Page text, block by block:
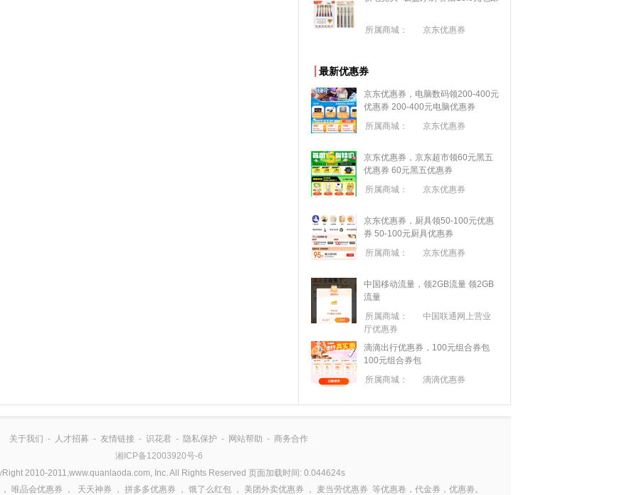
所属商城： 京东优惠券
最新优惠券
京东优惠券，电脑数码领200-400元
优惠券 200-400元电脑优惠券
所属商城：
京东优惠券
京东优惠券，京东超市领60元黑五
优惠券 60元黑五优惠券
所属商城：
京东优惠券
京东优惠券，厨具领50-100元优惠
券 50-100元厨具优惠券
所属商城：
京东优惠券
中国移动流量，领2GB流量 领2GB
流量
所属商城：
中国联通网上营业
厅优惠券
滴滴出行优惠券，100元组合券包
100元组合券包
所属商城：
滴滴优惠券
关于我们 - 人才招募 - 友情链接 - 识花君 - 隐私保护 - 网站帮助 - 商务合作
湘ICP备12003920号-6
2010-2011,www.quanlaoda.com, Inc. All Rights Reserved 页面加载时间: 0.044624s
， 唯品会优惠券 ， 天天神券 ， 拼多多优惠券 ， 饿了么红包 ， 美团外卖优惠券 ， 麦当劳优惠券 等优惠卷，代金券，优惠劵。